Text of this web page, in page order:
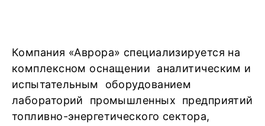
Компания «Аврора» специализируется на
комплексном оснащении аналитическим и
испытательным оборудованием
лабораторий промышленных предприятий
топливно-энергетического сектора,